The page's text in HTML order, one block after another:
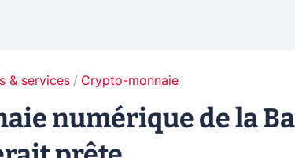
& services Crypto-monnaie
numérique de la